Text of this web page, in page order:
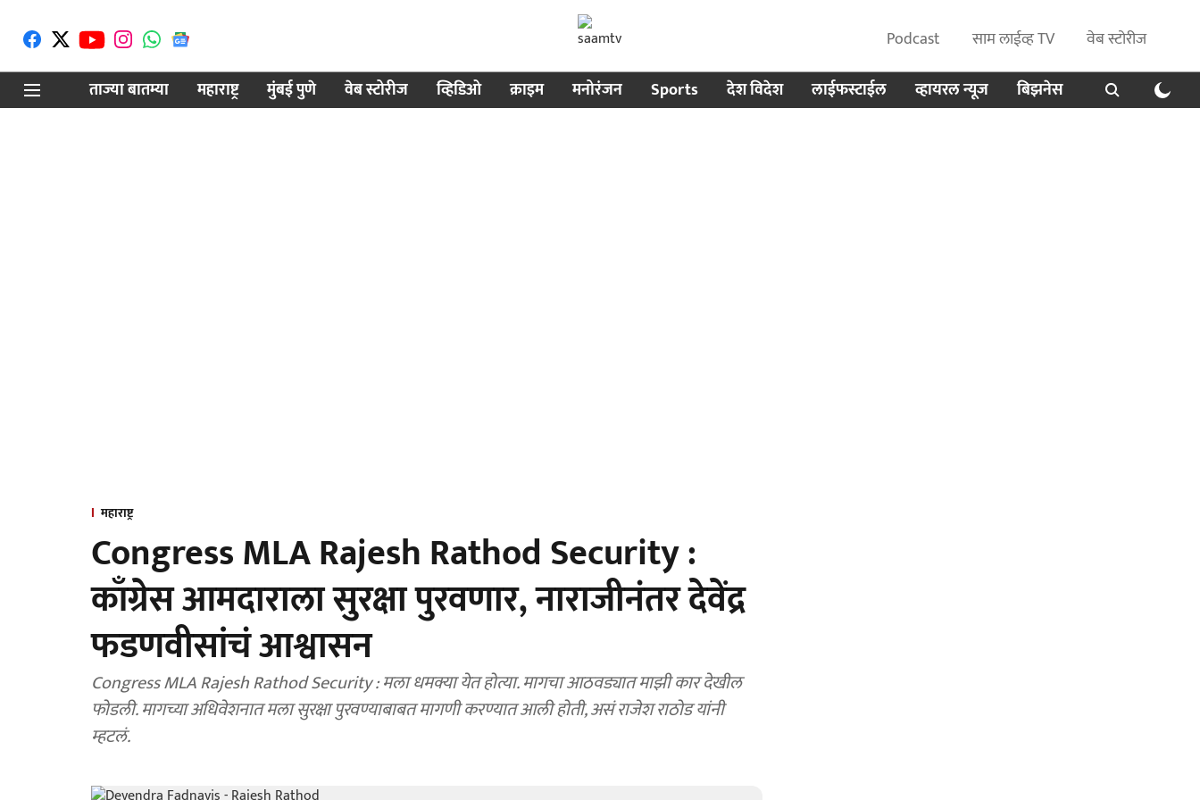
Podcast साम लाईव्ह TV
वेब स्टोरीज
ताज्या बातम्या
महाराष्ट्र मुंबई पुणे वेब स्टोरीज व्हिडिओ क्राइम मनोरंजन Sports देश विदेश लाईफस्टाईल व्हायरल न्यूज बिझनेस
महाराष्ट्र
Congress MLA Rajesh Rathod Security :
काँग्रेस आमदाराला सुरक्षा पुरवणार, नाराजीनंतर देवेंद्र
फडणवीसांचं आश्वासन
Congress MLA Rajesh Rathod Security : मला धमक्या येत होत्या. मागचा आठवड्यात माझी कार देखील
फोडली. मागच्या अधिवेशनात मला सुरक्षा पुरवण्याबाबत मागणी करण्यात आली होती, असं राजेश राठोड यांनी
म्हटलं.